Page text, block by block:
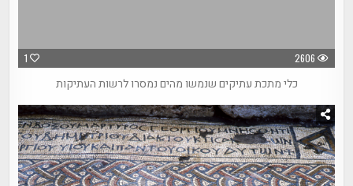
1 2606
כלי מתכת עתיקים שנמשו מהים נמסרו לרשות העתיקות